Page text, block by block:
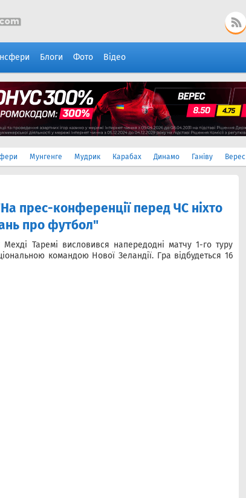
Блоги Фото Відео
Мунгенге Мудрик Карабах Динамо Ганіву Верес
прес-конференції перед ЧС ніхто
про футбол"
Мехді Таремі висловився напередодні матчу 1-го туру
командою Нової Зеландії. Гра відбудеться 16